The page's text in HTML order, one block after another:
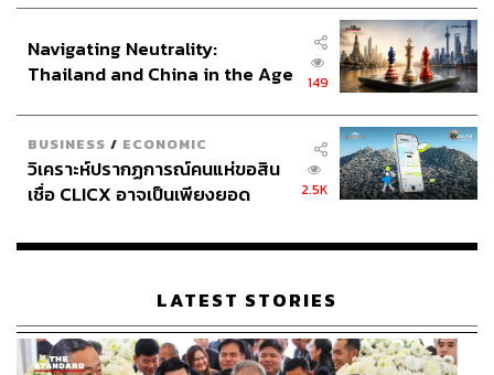
Navigating Neutrality:
Thailand and China in the Age
149
BUSINESS / ECONOMIC
วิเคราะห์ปรากฏการณ์คนแห่ขอสิน
เชื่อ CLICX อาจเป็นเพียงยอด
เรือนไทยที่ถูกซุกไว้
2.5K
LATEST STORIES